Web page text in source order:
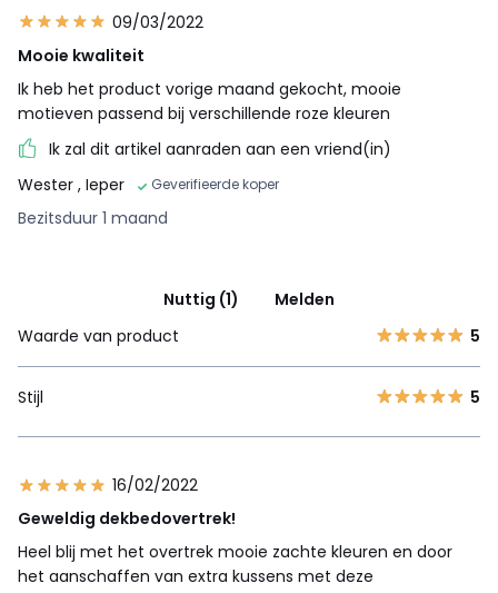
09/03/2022
Mooie kwaliteit
Ik heb het product vorige maand gekocht, mooie
motieven passend bij verschillende roze kleuren
Ik zal dit artikel aanraden aan een vriend(in)
Wester , Ieper Geverifieerde koper
Bezitsduur 1 maand
Nuttig (1)
Melden
Waarde van product
5
Stijl 5
16/02/2022
Geweldig dekbedovertrek!
Heel blij met het overtrek mooie zachte kleuren en door
het aanschaffen van extra kussens met deze